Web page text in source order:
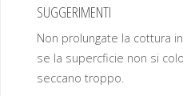
SUGGERIMENTI
Non prolungate la cottura
se la supercficie non si
seccano troppo.